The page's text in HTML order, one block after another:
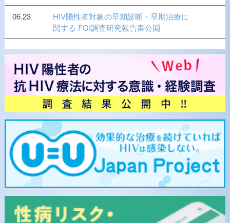
06.23
HIV陽性者対象の早期診断・早期治療に
関する FGI調査研究報告書公開